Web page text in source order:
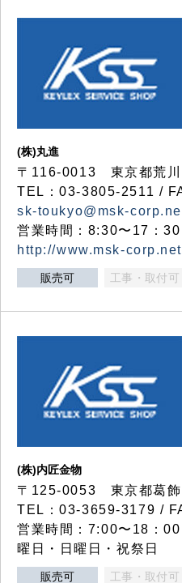
(株)丸進
〒116-0013 東京都荒川
TEL：03-3805-2511 /
sk-toukyo@msk-
営業時間：8:30〜17：
http://www.msk-corp.net
販売可 工事・取付可
(株)内匠金物
〒125-0053 東京都葛
TEL：03-3659-3179 /
営業時間：7:00〜18：
曜日・日曜日・祝祭日
販売可 工事・取付可